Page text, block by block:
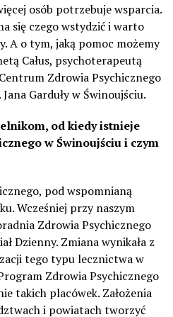
osób potrzebuje wsparcia.
się czego wstydzić i warto
A o tym, jaką pomoc możemy
Całus, psychoterapeutą
Zdrowia Psychicznego
Garduły w Świnoujściu.
od kiedy istnieje
w Świnoujściu i czym
pod wspomnianą
Wcześniej przy naszym
Zdrowia Psychicznego
Dzienny. Zmiana wynikała z
tego typu lecznictwa w
Zdrowia Psychicznego
takich placówek. Założenia
i powiatach tworzyć